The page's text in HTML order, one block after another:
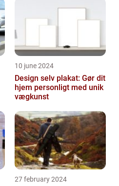
10 june 2024
Design selv plakat: Gør dit
hjem personligt med unik
vægkunst
27 february 2024